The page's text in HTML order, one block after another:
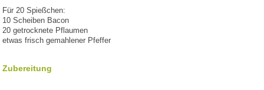
Für 20 Spießchen:
10 Scheiben Bacon
20 getrocknete Pflaumen
etwas frisch gemahlener Pfeffer
Zubereitung